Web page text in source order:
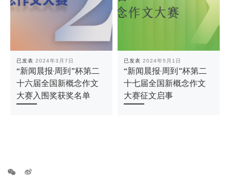
已发表 2024年3月7日
“新闻晨报·周到”杯第二
十六届全国新概念作文
大赛入围奖获奖名单
已发表 2024年5月1日
“新闻晨报·周到”杯第二
十七届全国新概念作文
大赛征文启事